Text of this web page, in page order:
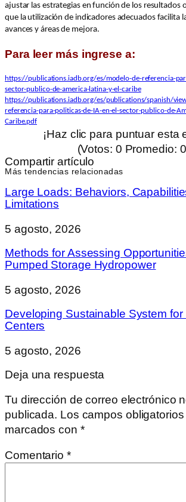
ajustar las estrategias en función de los resultados
que la utilización de indicadores adecuados facilita
avances y áreas de mejora.
Para leer más ingrese a:
https://publications.iadb.org/es/modelo-de-referencia-
sector-publico-de-america-latina-y-el-caribe
https://publications.iadb.org/es/publications/spanish/
referencia-para-politicas-de-IA-en-el-sector-publico-de-
Caribe.pdf
¡Haz clic para puntuar esta
(Votos: 0 Promedio: 0
Compartir artículo
Más tendencias relacionadas
Large Loads: Behaviors,
Limitations
5 agosto, 2026
Methods for Assessing
Pumped Storage Hydropower
5 agosto, 2026
Developing Sustainable System for
Centers
5 agosto, 2026
Deja una respuesta
Tu dirección de correo electrónico
publicada. Los campos
marcados con *
Comentario *